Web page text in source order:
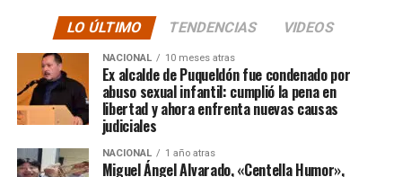
sino que se superó con creces. De hecho, el último
cómputo dado a conocer reveló la suma total de
$3.689.545.200.
Según Camila Gómez, el excedente de casi $200
millones sería destinadopara los costos médicos
asociados al suministro del Elevidys «porque los 3.500
millonessolo incluye el frasco del fármaco y no los
LO ÚLTIMO TENDENCIAS VIDEOS
NACIONAL 10 meses atras
Ex alcalde de Puqueldón fue condenado por
abuso sexual infantil: cumplió la pena en
libertad y ahora enfrenta nuevas causas
judiciales
NACIONAL 1 año atras
Miguel Ángel Alvarado, «Centella Humor»,